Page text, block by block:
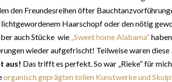
den Freundesreihen öfter
Haarschopf oder den nötig
auch Stücke wie „Sweet home Alabama“
wieder aufgefrischt! Teilweise waren
aus! Das trifft es perfekt. So war „Rieke“ für
organisch geprägten tollen Kunstwerke und